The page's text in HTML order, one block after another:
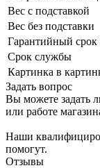
Вес с подставкой
Вес без подставки
Гарантийный срок
Срок службы
Картинка в
Задать вопрос
Вы можете задать
или работе
Наши
помогут.
Отзывы